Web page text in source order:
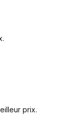
prix.